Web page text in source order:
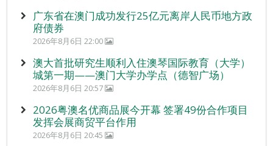
广东省在澳门成功发行25亿元离岸人民币地方政
府债券
2026年8月6日 22:00
澳大首批研究生顺利入住澳琴国际教育（大学）
城第一期——澳门大学办学点（德智广场）
2026年8月6日 20:57
2026粤澳名优商品展今开幕 签署49份合作项目
发挥会展商贸平台作用
2026年8月6日 20:45